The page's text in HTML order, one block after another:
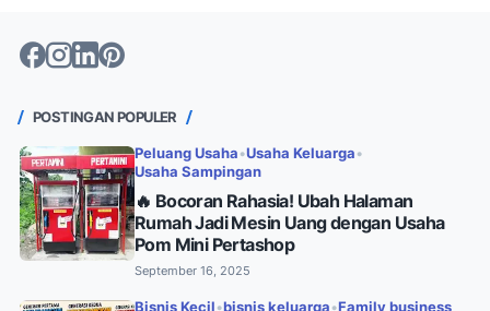
POSTINGAN POPULER
Peluang Usaha •Usaha Keluarga •
Usaha Sampingan
🔥 Bocoran Rahasia! Ubah Halaman
Rumah Jadi Mesin Uang dengan Usaha
Pom Mini Pertashop
September 16, 2025
Bisnis Kecil •bisnis keluarga •Family business